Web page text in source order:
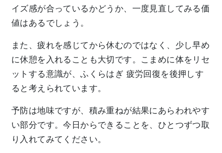
イズ感が合っているかどうか、一度見直してみる価
値はあるでしょう。
また、疲れを感じてから休むのではなく、少し早め
に休憩を入れることも大切です。こまめに体をリセ
ットする意識が、ふくらはぎ 疲労回復を後押しす
ると考えられています。
予防は地味ですが、積み重ねが結果にあらわれやす
い部分です。今日からできることを、ひとつずつ取
り入れてみてください。